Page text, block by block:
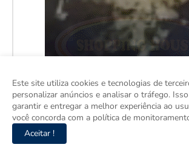
Este site utiliza cookies e tecnologias de
personalizar anúncios e analisar o tráfego.
garantir e entregar a melhor experiência ao
você concorda com a política de
Aceitar !